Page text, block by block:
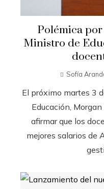
Polémica
Ministro de
Sofía
El próximo martes 3
Educación,
afirmar que los
mejores salarios de